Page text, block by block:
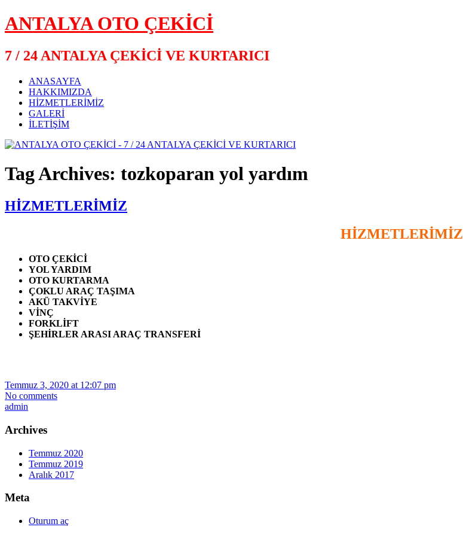
ANTALYA OTO ÇEKİCİ
7 / 24 ANTALYA ÇEKİCİ VE KURTARICI
ANASAYFA
HAKKIMIZDA
HİZMETLERİMİZ
GALERİ
İLETİŞİM
Tag Archives: tozkoparan yol yardım
HİZMETLERİMİZ
HİZMETLERİMİZ
OTO ÇEKİCİ
YOL YARDIM
OTO KURTARMA
ÇOKLU ARAÇ TAŞIMA
AKÜ TAKVİYE
VİNÇ
FORKLİFT
ŞEHİRLER ARASI ARAÇ TRANSFERİ
Temmuz 3, 2020 at 12:07 pm
No comments
admin
Archives
Temmuz 2020
Temmuz 2019
Aralık 2017
Meta
Oturum aç